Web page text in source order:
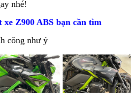
Nhơn
nhất
định
mua
nhất
Uông
Giảm
giá
cực
sâu
2023
tại
Móng
Cái
Bình
Dương
Móng
Cái
ABS
2023
mới
nhé!
xe Z900 ABS bạn cần tìm
công như ý